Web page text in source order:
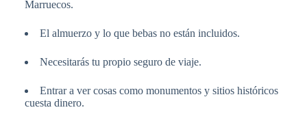
Marruecos.
El almuerzo y lo que bebas no están incluidos.
Necesitarás tu propio seguro de viaje.
Entrar a ver cosas como monumentos y sitios históricos
cuesta dinero.